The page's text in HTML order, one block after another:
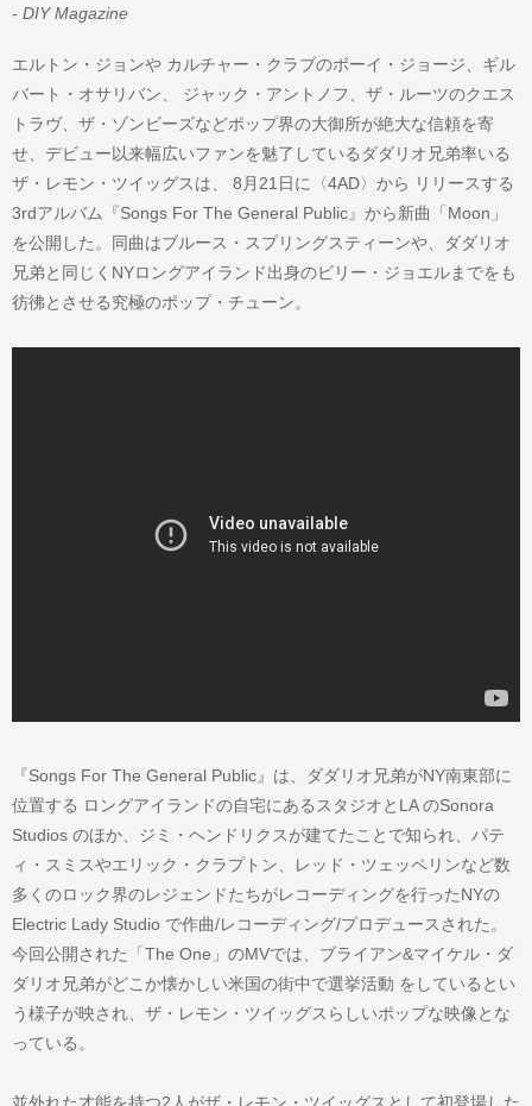
- DIY Magazine
エルトン・ジョンや カルチャー・クラブのボーイ・ジョージ、ギル
バート・オサリバン、 ジャック・アントノフ、ザ・ルーツのクエス
トラヴ、ザ・ゾンビーズなどポップ界の大御所が絶大な信頼を寄
せ、デビュー以来幅広いファンを魅了しているダダリオ兄弟率いる
ザ・レモン・ツイッグスは、 8月21日に〈4AD〉から リリースする
3rdアルバム『Songs For The General Public』から新曲「Moon」
を公開した。同曲はブルース・スプリングスティーンや、ダダリオ
兄弟と同じくNYロングアイランド出身のビリー・ジョエルまでをも
彷彿とさせる究極のポップ・チューン。
『Songs For The General Public』は、ダダリオ兄弟がNY南東部に
位置する ロングアイランドの自宅にあるスタジオとLA のSonora
Studios のほか、ジミ・ヘンドリクスが建てたことで知られ、パテ
ィ・スミスやエリック・クラプトン、レッド・ツェッペリンなど数
多くのロック界のレジェンドたちがレコーディングを行ったNYの
Electric Lady Studio で作曲/レコーディング/プロデュースされた。
今回公開された「The One」のMVでは、ブライアン&マイケル・ダ
ダリオ兄弟がどこか懐かしい米国の街中で選挙活動 をしているとい
う様子が映され、ザ・レモン・ツイッグスらしいポップな映像とな
っている。